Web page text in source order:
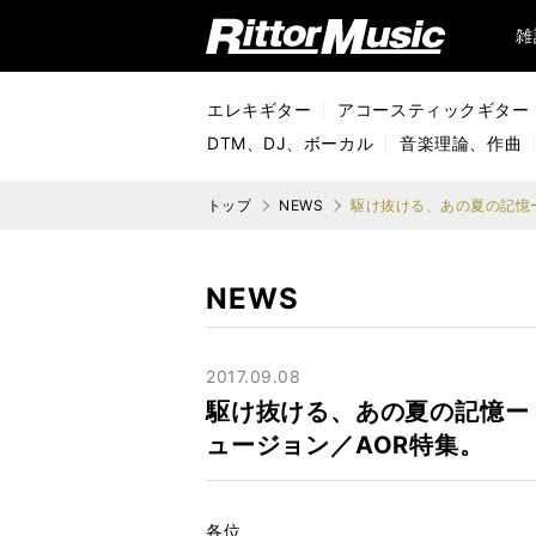
リットーミュージック (Rittor Music)
エレキギター
アコースティックギター
DTM、DJ、ボーカル
音楽理論、作曲
トップ NEWS
NEWS
2017.09.08
駆け抜ける、あの夏の記憶
ュージョン／AOR特集。
各位